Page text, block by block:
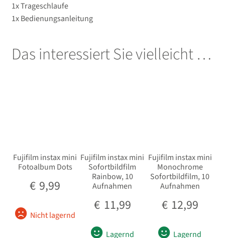
1x Trageschlaufe
1x Bedienungsanleitung
Das interessiert Sie vielleicht …
Fujifilm instax mini
Fotoalbum Dots
€ 9,99
Nicht lagernd
Fujifilm instax mini
Sofortbildfilm
Rainbow, 10
Aufnahmen
€ 11,99
Lagernd
Fujifilm instax mini
Monochrome
Sofortbildfilm, 10
Aufnahmen
€ 12,99
Lagernd